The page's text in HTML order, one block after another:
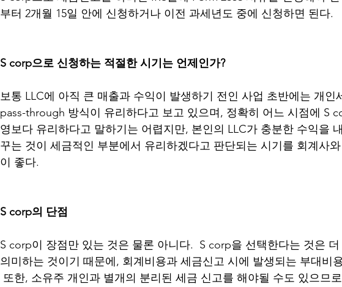
부터 2개월 15일 안에 신청하거나 이전 과세년도 중에 신청하면 된다.
S corp으로 신청하는 적절한 시기는 언제인가?
보통 LLC에 아직 큰 매출과 수익이 발생하기 전인 사업 초반에는 개인
pass-through 방식이 유리하다고 보고 있으며, 정확히 어느 시점에 S
영보다 유리하다고 말하기는 어렵지만, 본인의 LLC가 충분한 수익을
꾸는 것이 세금적인 부분에서 유리하겠다고 판단되는 시기를 회계사
이 좋다.
S corp의 단점
S corp이 장점만 있는 것은 물론 아니다.  S corp을 선택한다는 것은
의미하는 것이기 때문에, 회계비용과 세금신고 시에 발생되는 부대비
또한, 소유주 개인과 별개의 분리된 세금 신고를 해야될 수도 있으므